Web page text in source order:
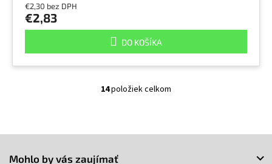
€2,30 bez DPH
€2,83
DO KOŠÍKA
O
14položiek celkom
Mohlo by vás zaujímať